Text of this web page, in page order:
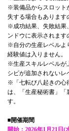
※装備品からスロット
失する場合もあります
※成功結果、失敗結果
ンドウに表示されます
※自分の生産レベルよ
経験値は入りません。
※生産スキルレベルが
シピが追加されないレ
※「七転び八起きの心
は、「生産秘術書」「
す。
■開催期間
開始：2026年1月21日(